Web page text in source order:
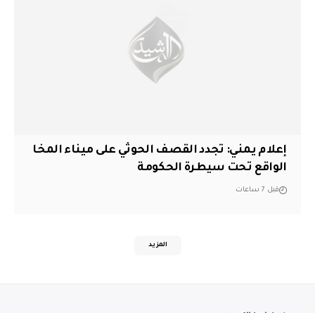
إعلام يمني: تجدد القصف الحوثي على ميناء المخا
الواقع تحت سيطرة الحكومة
قبل 7 ساعات
المزيد